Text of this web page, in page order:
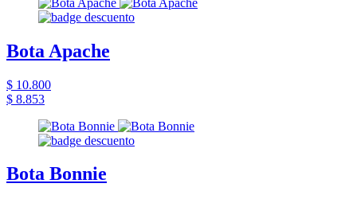
Bota Apache
$ 10.800
$ 8.853
Bota Bonnie